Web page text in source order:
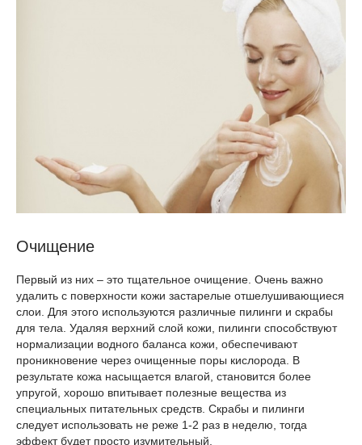
Очищение
Первый из них – это тщательное очищение. Очень важно
удалить с поверхности кожи застарелые отшелушивающиеся
слои. Для этого используются различные пилинги и скрабы
для тела. Удаляя верхний слой кожи, пилинги способствуют
нормализации водного баланса кожи, обеспечивают
проникновение через очищенные поры кислорода. В
результате кожа насыщается влагой, становится более
упругой, хорошо впитывает полезные вещества из
специальных питательных средств. Скрабы и пилинги
следует использовать не реже 1-2 раз в неделю, тогда
эффект будет просто изумительный.